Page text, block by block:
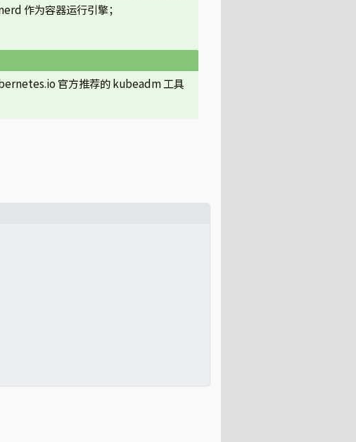
作为容器运行引擎；
官方推荐的 kubeadm 工具